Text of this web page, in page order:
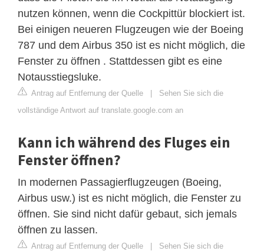
nutzen können, wenn die Cockpittür blockiert ist.
Bei einigen neueren Flugzeugen wie der Boeing
787 und dem Airbus 350 ist es nicht möglich, die
Fenster zu öffnen . Stattdessen gibt es eine
Notausstiegsluke.
Antrag auf Entfernung der Quelle | Sehen Sie sich die
vollständige Antwort auf translate.google.com an
Kann ich während des Fluges ein
Fenster öffnen?
In modernen Passagierflugzeugen (Boeing,
Airbus usw.) ist es nicht möglich, die Fenster zu
öffnen. Sie sind nicht dafür gebaut, sich jemals
öffnen zu lassen.
Antrag auf Entfernung der Quelle | Sehen Sie sich die